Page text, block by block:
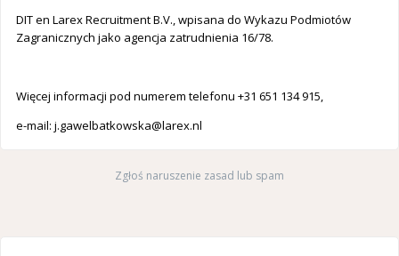
DIT en Larex Recruitment B.V., wpisana do Wykazu Podmiotów
Zagranicznych jako agencja zatrudnienia 16/78.
Więcej informacji pod numerem telefonu +31 651 134 915,
e-mail: j.gawelbatkowska@larex.nl
Zgłoś naruszenie zasad lub spam